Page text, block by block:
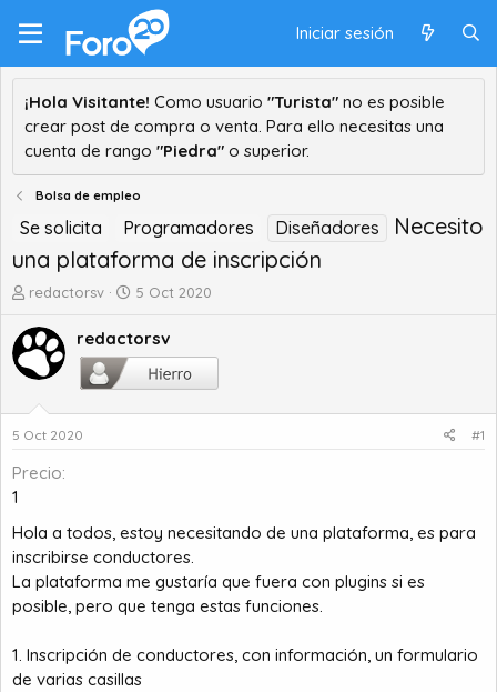
Iniciar sesión
¡Hola Visitante! Como usuario "Turista" no es posible
crear post de compra o venta. Para ello necesitas una
cuenta de rango "Piedra" o superior.
Bolsa de empleo
Se solicita Programadores Diseñadores
Necesito
una plataforma de inscripción
A
t
o
r
e
t
m
redactorsv
F
c
h
e
o
5 Oct 2020
redactorsv
5 Oct 2020 #1
Precio
1
Hola a todos, estoy necesitando de una plataforma, es para
inscribirse conductores.
La plataforma me gustaría que fuera con plugins si es
posible, pero que tenga estas funciones.
1. Inscripción de conductores, con información, un formulario
de varias casillas